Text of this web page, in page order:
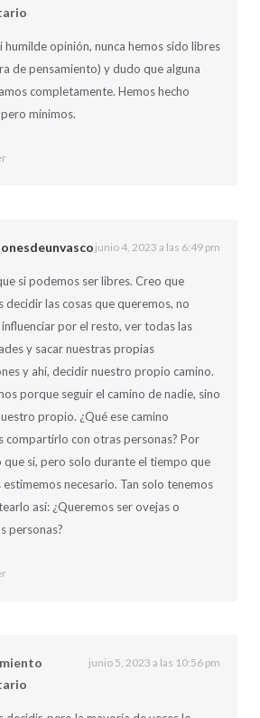
humilde opinión, nunca hemos sido libres
de pensamiento) y dudo que alguna
completamente. Hemos hecho
mínimos.
junio 4, 2023 a las 6:49 pm
si podemos ser libres. Creo que
decidir las cosas que queremos, no
por el resto, ver todas las
y sacar nuestras propias
y ahí, decidir nuestro propio camino.
porque seguir el camino de nadie, sino
propio. ¿Qué ese camino
compartirlo con otras personas? Por
que si, pero solo durante el tiempo que
necesario. Tan solo tenemos
así: ¿Queremos ser ovejas o
personas?
junio 5, 2023 a las 10:56 pm